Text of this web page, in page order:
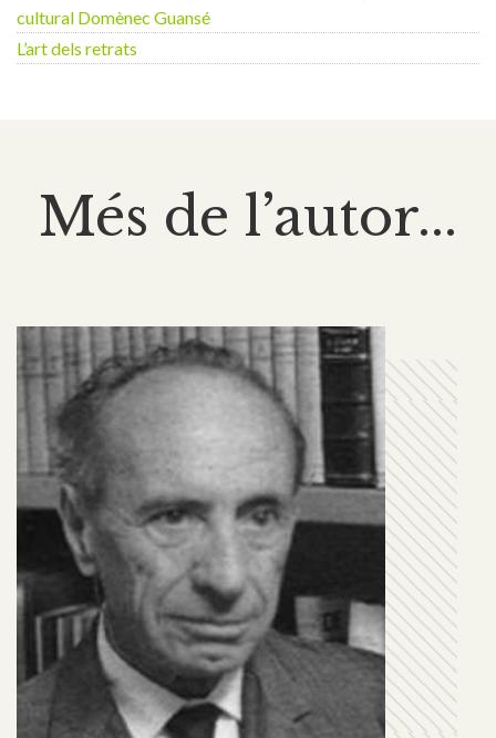
cultural Domènec Guansé
L’art dels retrats
Més de l’autor...